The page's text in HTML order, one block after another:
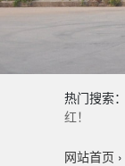
热门搜索：
红！
网站首页 ›